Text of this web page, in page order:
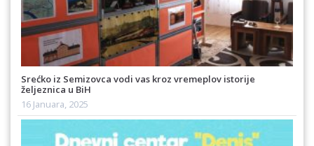
Srećko iz Semizovca vodi vas kroz vremeplov istorije
željeznica u BiH
16 Januara, 2025